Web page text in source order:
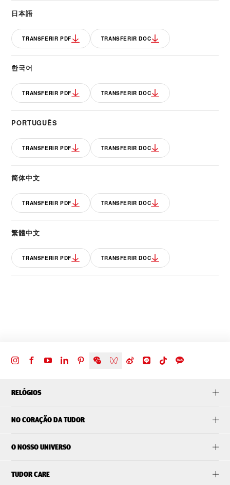
日本語
TRANSFERIR PDF TRANSFERIR DOC
한국어
TRANSFERIR PDF TRANSFERIR DOC
PORTUGUÊS
TRANSFERIR PDF TRANSFERIR DOC
简体中文
TRANSFERIR PDF TRANSFERIR DOC
繁體中文
TRANSFERIR PDF TRANSFERIR DOC
RELÓGIOS
NO CORAÇÃO DA TUDOR
O NOSSO UNIVERSO
TUDOR CARE